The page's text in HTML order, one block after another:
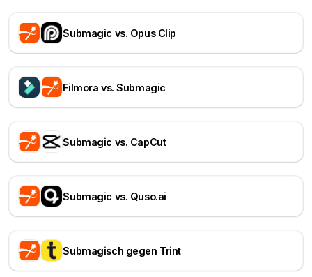
Submagic vs. Opus Clip
Filmora vs. Submagic
Submagic vs. CapCut
Submagic vs. Quso.ai
Submagisch gegen Trint